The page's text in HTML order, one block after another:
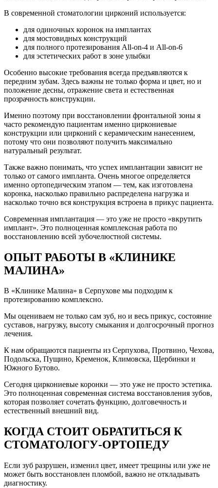
В современной стоматологии цирконий используется:
для одиночных коронок на имплантах
для мостовидных конструкций
для полного протезирования All-on-4 и All-on-6
для эстетических работ в зоне улыбки
Особенно высокие требования всегда предъявляются к
передним зубам. Здесь важны не только форма и цвет, но и
положение десны, отражение света и естественная
прозрачность конструкции.
Именно поэтому при восстановлении фронтальной зоны я
часто рекомендую пациентам именно циркониевые
конструкции или цирконий с керамическим нанесением,
потому что они позволяют получить максимально
натуральный результат.
Также важно понимать, что успех имплантации зависит не
только от самого импланта. Очень многое определяется
именно ортопедическим этапом — тем, как изготовлена
коронка, насколько правильно распределена нагрузка и
насколько точно вся конструкция встроена в прикус пациента.
Современная имплантация — это уже не просто «вкрутить
имплант». Это полноценная комплексная работа по
восстановлению всей зубочелюстной системы.
ОПЫТ РАБОТЫ В «КЛИНИКЕ
МАЛИНА»
В «Клинике Малина» в Серпухове мы подходим к
протезированию комплексно.
Мы оцениваем не только сам зуб, но и весь прикус, состояние
суставов, нагрузку, высоту смыкания и долгосрочный прогноз
лечения.
К нам обращаются пациенты из Серпухова, Протвино, Чехова,
Подольска, Пущино, Кременок, Климовска, Щербинки и
Южного Бутово.
Сегодня циркониевые коронки — это уже не просто эстетика.
Это полноценная современная система восстановления зубов,
которая позволяет сочетать функцию, долговечность и
естественный внешний вид.
КОГДА СТОИТ ОБРАТИТЬСЯ К
СТОМАТОЛОГУ-ОРТОПЕДУ
Если зуб разрушен, изменил цвет, имеет трещины или уже не
может быть восстановлен пломбой, важно не откладывать
диагностику.